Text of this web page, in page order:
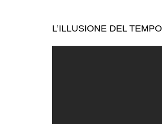
L’ILLUSIONE DEL TEMPO